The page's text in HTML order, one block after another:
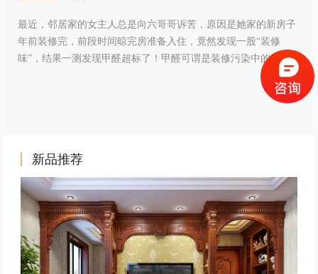
最近，邻居家的女主人总是向六哥哥诉苦，原因是她家的新房子
年前装修完，前段时间晾完房准备入住，竟然发现一股“装修
味”，结果一测发现甲醛超标了！甲醛可谓是装修污染中的“杀
手”，会对我们的身体造成严重的伤害，而之所以会产生装修污
新品推荐